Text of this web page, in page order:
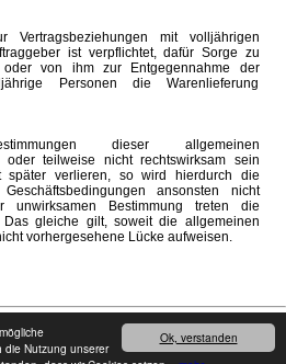
Ok, verstanden
die Nutzung unserer
Vertragsbeziehungen mit volljährigen
ist verpflichtet, dafür Sorge zu
von ihm zur Entgegennahme der
Personen die Warenlieferung
dieser allgemeinen
oder teilweise nicht rechtswirksam sein
später verlieren, so wird hierdurch die
ansonsten nicht
Bestimmung treten die
Das gleiche gilt, soweit die allgemeinen
vorhergesehene Lücke aufweisen.
- Alle Rechte vorbehalten.Impressum